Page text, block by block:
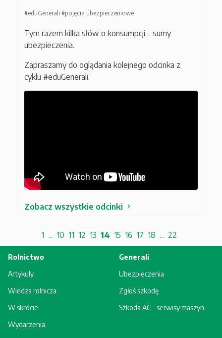
#eduGenerali #pojęcia ubezpieczeniowe
Tym razem kilka słów o konsumpcji… sumy
ubezpieczenia.
Zapraszamy do oglądania kolejnego odcinka z
cyklu #eduGenerali.
Zobacz wszystkie odcinki
1 ... 10 11 12 13 14 15 16 17 18 ... 22
Rolnictwo
Artykuły
Wiedza rolnicza
W skrócie
Wydarzenia
Generali
Ubezpieczenia
Zgłoś szkodę
Szkoda AC – serwisy maszyn